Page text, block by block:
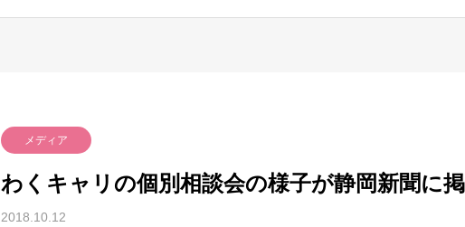
メディア
わくキャリの個別相談会の様子が静岡新聞に
2018.10.12